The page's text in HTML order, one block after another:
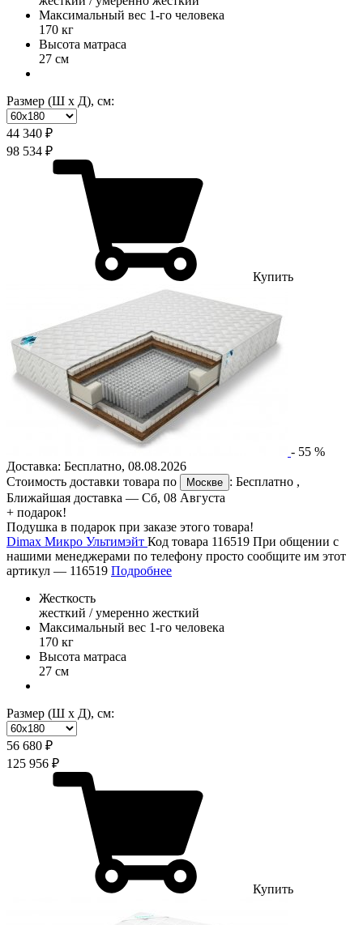
Максимальный вес 1-го человека
170 кг
Высота матраса
27 см
Размер (Ш х Д), см:
44 340 ₽
98 534 ₽
Купить
- 55 %
Доставка: Бесплатно, 08.08.2026
Стоимость доставки товара по
Москве : Бесплатно ,
Ближайшая доставка — Сб, 08 Августа
+ подарок!
Подушка в подарок при заказе этого товара!
Dimax Микро Ультимэйт Код товара 116519 При общении с
нашими менеджерами по телефону просто сообщите им этот
артикул — 116519 Подробнее
Жесткость
жесткий / умеренно жесткий
Максимальный вес 1-го человека
170 кг
Высота матраса
27 см
Размер (Ш х Д), см:
56 680 ₽
125 956 ₽
Купить